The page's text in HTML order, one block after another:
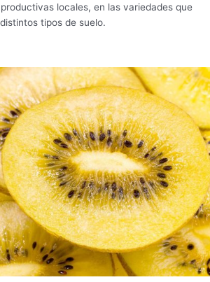
locales, en las variedades que
tipos de suelo.